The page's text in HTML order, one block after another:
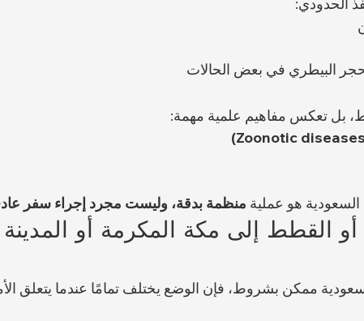
الحدودي:
البيطري في بعض الحالات
بل تعكس مفاهيم علمية مهمة:
السعودية هو عملية منظمة بدقة، وليست مجرد إجراء سفر
القطط إلى مكة المكرمة أو المدينة
ممكن بشروط، فإن الوضع يختلف تمامًا عندما يتعلق